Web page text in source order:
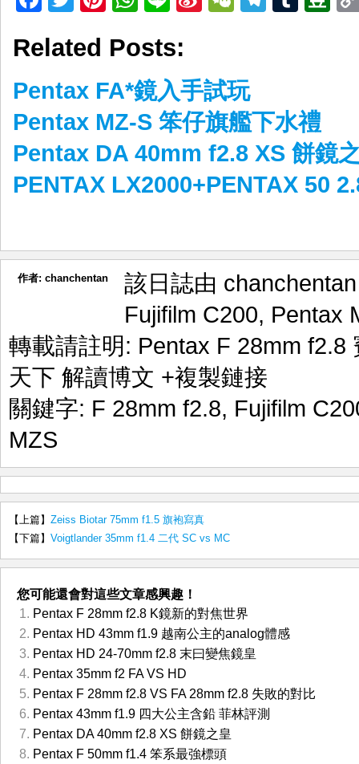
Related Posts:
Pentax FA*鏡入手試玩
Pentax MZ-S 笨仔旗艦下水禮
Pentax DA 40mm f2.8 XS 餅鏡
PENTAX LX2000+PENTAX 50
作者: chanchentan
該日誌由
Fujifilm C200, Pentax
轉載請註明: Pentax F 28mm f2.8
天下 解讀博文 +複製鏈接
關鍵字: F 28mm f2.8, Fujifilm
MZS
【上篇】 Zeiss Biotar 75mm f1.5 旗袍寫真
【下篇】 Voigtlander 35mm f1.4 二代 SC vs MC
您可能還會對這些文章感興趣！
Pentax F 28mm f2.8 K鏡新的對焦世界
Pentax HD 43mm f1.9 越南公主的analog體感
Pentax HD 24-70mm f2.8 末曰變焦鏡皇
Pentax 35mm f2 FA VS HD
Pentax F 28mm f2.8 VS FA 28mm f2.8 失敗的對比
Pentax 43mm f1.9 四大公主含鉛 菲林評測
Pentax DA 40mm f2.8 XS 餅鏡之皇
Pentax F 50mm f1.4 笨系最強標頭